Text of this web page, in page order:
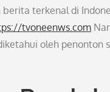
berita terkenal di
tvoneenws.com
oleh penonton